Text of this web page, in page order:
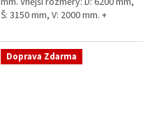
Š: 3150 mm, V: 2000 mm. +
týdny od objednávky....
Doprava Zdarma